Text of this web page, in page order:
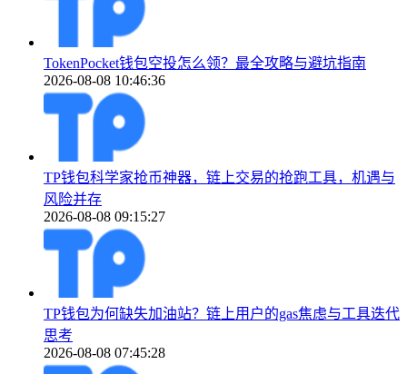
TokenPocket钱包空投怎么领？最全攻略与避坑指南
2026-08-08 10:46:36
TP钱包科学家抢币神器，链上交易的抢跑工具，机遇与
风险并存
2026-08-08 09:15:27
TP钱包为何缺失加油站？链上用户的gas焦虑与工具迭代
思考
2026-08-08 07:45:28